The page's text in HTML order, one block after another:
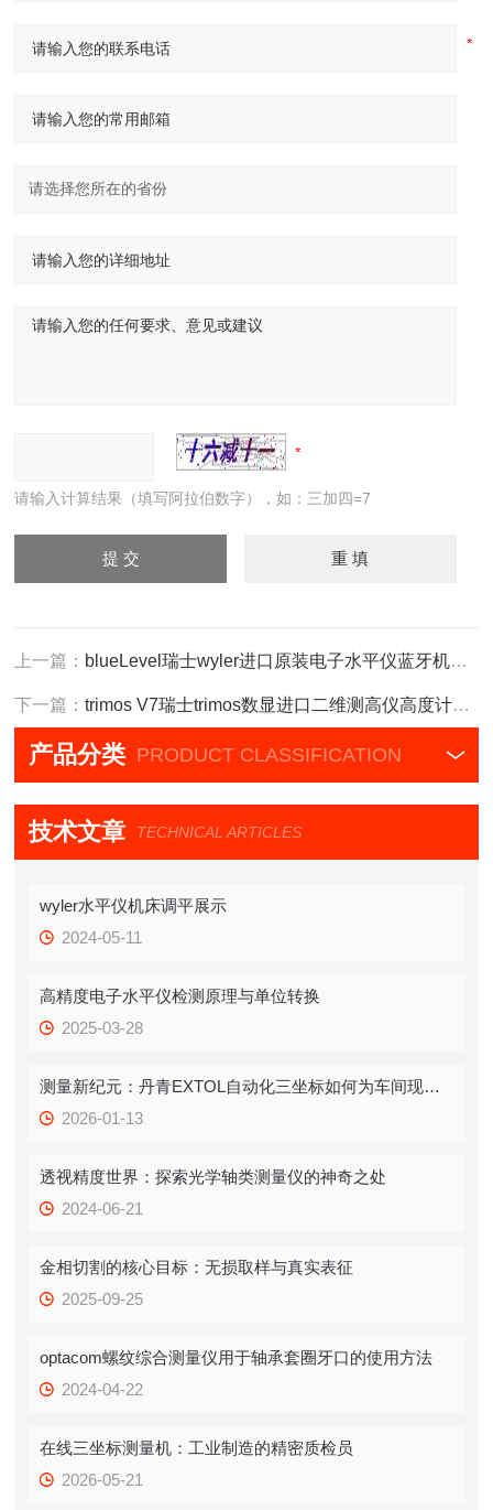
请输入计算结果（填写阿拉伯数字），如：三加四=7
上一篇： blueLevel瑞士wyler进口原装电子水平仪蓝牙机床调平
下一篇：trimos V7瑞士trimos数显进口二维测高仪高度计V7-400
产品分类 PRODUCT CLASSIFICATION
技术文章 TECHNICAL ARTICLES
wyler水平仪机床调平展示
2024-05-11
高精度电子水平仪检测原理与单位转换
2025-03-28
测量新纪元：丹青EXTOL自动化三坐标如何为车间现场带来“全天候”精准革命
2026-01-13
透视精度世界：探索光学轴类测量仪的神奇之处
2024-06-21
金相切割的核心目标：无损取样与真实表征
2025-09-25
optacom螺纹综合测量仪用于轴承套圈牙口的使用方法
2024-04-22
在线三坐标测量机：工业制造的精密质检员
2026-05-21